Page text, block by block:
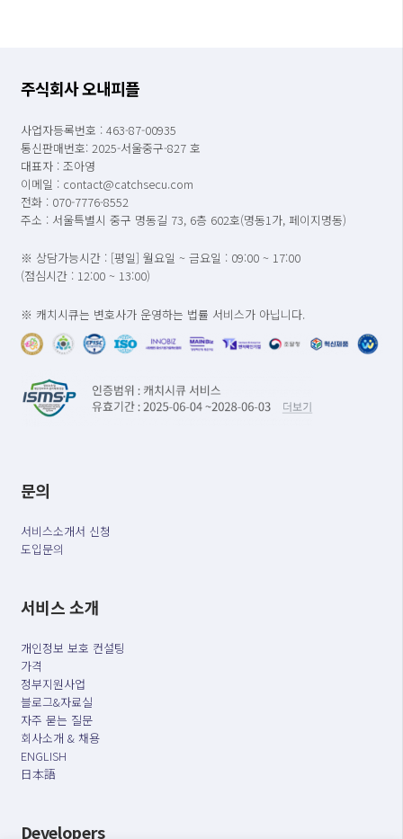
주식회사 오내피플
사업자등록번호 : 463-87-00935
통신판매번호: 2025-서울중구-827 호
대표자 : 조아영
이메일 : contact@catchsecu.com
전화 : 070-7776-8552
주소 : 서울특별시 중구 명동길 73, 6층 602호(명동1가, 페이지명동)
※ 상담가능시간 : [평일] 월요일 ~ 금요일 : 09:00 ~ 17:00
(점심시간 : 12:00 ~ 13:00)
※ 캐치시큐는 변호사가 운영하는 법률 서비스가 아닙니다.
문의
서비스소개서 신청
도입문의
서비스 소개
개인정보 보호 컨설팅
가격
정부지원사업
블로그&자료실
자주 묻는 질문
회사소개 & 채용
ENGLISH
日本語
Developers